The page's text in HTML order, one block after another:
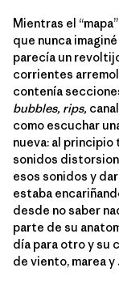
Mientras el
que nunca
parecía un
corrientes
contenía
bubbles, rips,
como escuchar
nueva: al
sonidos
esos sonidos y
estaba
desde no saber
parte de su
día para otro y su
de viento, marea y